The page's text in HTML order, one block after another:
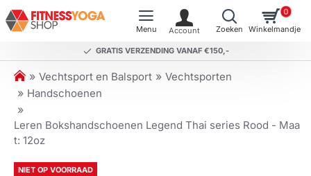
GRATIS VERZENDING VANAF €150,-
0
h
o
e
Vechtsport en Balsport
Vechtsporten
Handschoenen
Leren Bokshandschoenen Legend Thai series Rood - Maa
t: 12oz
NIET OP VOORRAAD